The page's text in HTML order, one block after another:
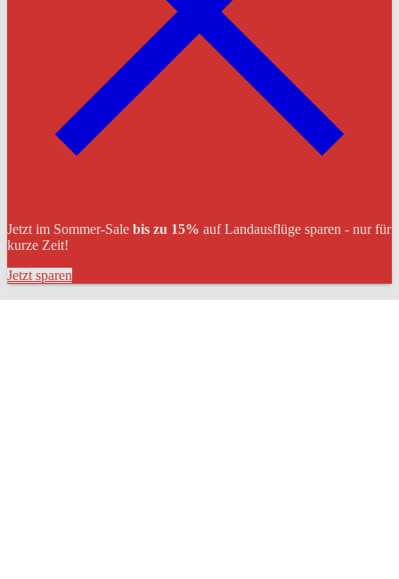
Jetzt im Sommer-Sale bis zu 15% auf Landausflüge sparen - nur für
kurze Zeit!
Jetzt sparen